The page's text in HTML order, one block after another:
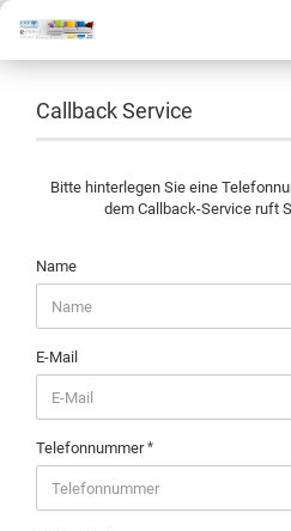
Callback Service
Bitte hinterlegen Sie eine
dem Callback-Service ruft
Name
E-Mail
Telefonnummer